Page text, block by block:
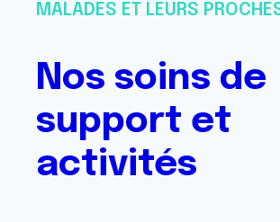
MALADES ET LEURS
Nos soins de
support et
activités